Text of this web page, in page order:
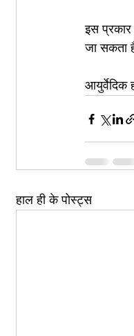
इस
जा सकता
आयुर्वेदिक
हाल ही के पोस्ट्स